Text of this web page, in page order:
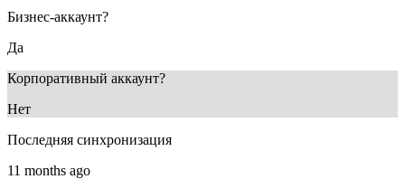
Бизнес-аккаунт?
Да
Корпоративный аккаунт?
Нет
Последняя синхронизация
11 months ago